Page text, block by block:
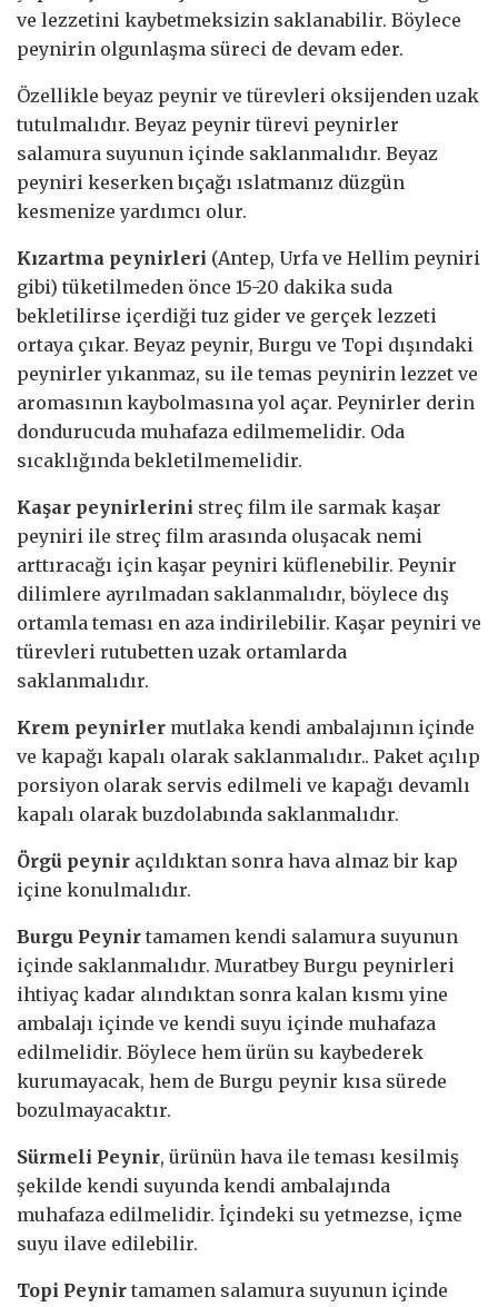
ve lezzetini kaybetmeksizin saklanabilir. Böylece
peynirin olgunlaşma süreci de devam eder.
Özellikle beyaz peynir ve türevleri oksijenden uzak
tutulmalıdır. Beyaz peynir türevi peynirler
salamura suyunun içinde saklanmalıdır. Beyaz
peyniri keserken bıçağı ıslatmanız düzgün
kesmenize yardımcı olur.
Kızartma peynirleri (Antep, Urfa ve Hellim peyniri
gibi) tüketilmeden önce 15-20 dakika suda
bekletilirse içerdiği tuz gider ve gerçek lezzeti
ortaya çıkar. Beyaz peynir, Burgu ve Topi dışındaki
peynirler yıkanmaz, su ile temas peynirin lezzet ve
aromasının kaybolmasına yol açar. Peynirler derin
dondurucuda muhafaza edilmemelidir. Oda
sıcaklığında bekletilmemelidir.
Kaşar peynirlerini streç film ile sarmak kaşar
peyniri ile streç film arasında oluşacak nemi
arttıracağı için kaşar peyniri küflenebilir. Peynir
dilimlere ayrılmadan saklanmalıdır, böylece dış
ortamla teması en aza indirilebilir. Kaşar peyniri ve
türevleri rutubetten uzak ortamlarda
saklanmalıdır.
Krem peynirler mutlaka kendi ambalajının içinde
ve kapağı kapalı olarak saklanmalıdır.. Paket açılıp
porsiyon olarak servis edilmeli ve kapağı devamlı
kapalı olarak buzdolabında saklanmalıdır.
Örgü peynir açıldıktan sonra hava almaz bir kap
içine konulmalıdır.
Burgu Peynir tamamen kendi salamura suyunun
içinde saklanmalıdır. Muratbey Burgu peynirleri
ihtiyaç kadar alındıktan sonra kalan kısmı yine
ambalajı içinde ve kendi suyu içinde muhafaza
edilmelidir. Böylece hem ürün su kaybederek
kurumayacak, hem de Burgu peynir kısa sürede
bozulmayacaktır.
Sürmeli Peynir, ürünün hava ile teması kesilmiş
şekilde kendi suyunda kendi ambalajında
muhafaza edilmelidir. İçindeki su yetmezse, içme
suyu ilave edilebilir.
Topi Peynir tamamen salamura suyunun içinde